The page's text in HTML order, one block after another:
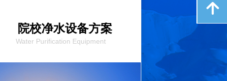
Water Purification Equipment
院校净水设备方案
녕